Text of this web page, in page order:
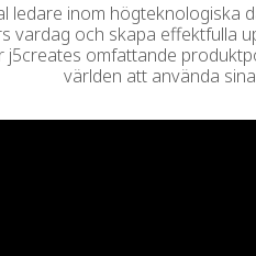
ledare inom
vardag och skapa effektfulla
j5creates omfattande
världen att använda